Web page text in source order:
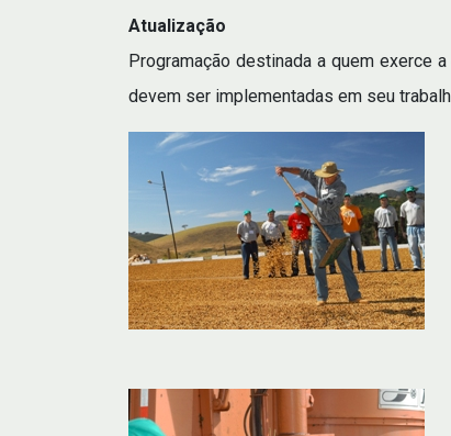
Atualização
Programação destinada a quem exerce
devem ser implementadas em seu